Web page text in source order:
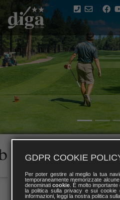
GDPR COOKIE
Per poter gestire al meglio la tua
temporaneamente memorizzate
denominati cookie. È molto
la politica sulla privacy e sui cookie
informazioni, leggi la nostra politica